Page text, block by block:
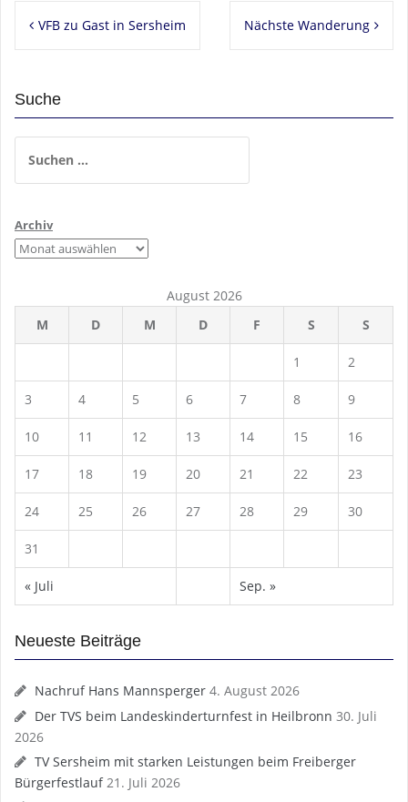
VFB zu Gast in Sersheim Nächste Wanderung
Suche
nach:
Archiv
August 2026
M
D M D F S S
1 2
3 4 5 6 7 8 9
10 11 12 13 14 15 16
17 18 19 20 21 22 23
24 25 26 27 28 29 30
31
« Juli Sep. »
Neueste Beiträge
Nachruf Hans Mannsperger 4. August 2026
Der TVS beim Landeskinderturnfest in Heilbronn 30. Juli
2026
TV Sersheim mit starken Leistungen beim Freiberger
Bürgerfestlauf 21. Juli 2026